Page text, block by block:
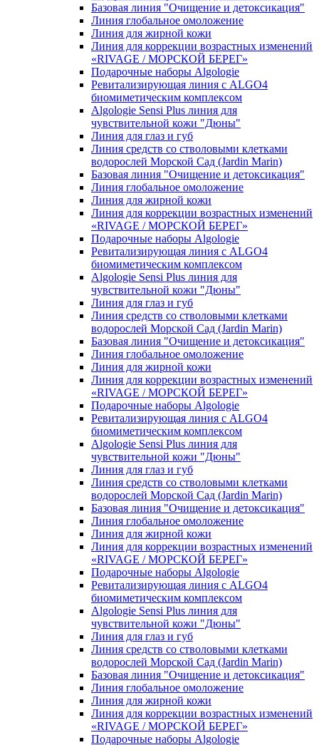
Базовая линия "Очищение и детоксикация"
Линия глобальное омоложение
Линия для жирной кожи
Линия для коррекции возрастных изменений
«RIVAGE / МОРСКОЙ БЕРЕГ»
Подарочные наборы Algologie
Ревитализирующая линия с ALGO4
биомиметическим комплексом
Algologie Sensi Plus линия для
чувcтвительной кожи "Дюны"
Линия для глаз и губ
Линия средств со стволовыми клетками
водорослей Морской Сад (Jardin Marin)
Базовая линия "Очищение и детоксикация"
Линия глобальное омоложение
Линия для жирной кожи
Линия для коррекции возрастных изменений
«RIVAGE / МОРСКОЙ БЕРЕГ»
Подарочные наборы Algologie
Ревитализирующая линия с ALGO4
биомиметическим комплексом
Algologie Sensi Plus линия для
чувcтвительной кожи "Дюны"
Линия для глаз и губ
Линия средств со стволовыми клетками
водорослей Морской Сад (Jardin Marin)
Базовая линия "Очищение и детоксикация"
Линия глобальное омоложение
Линия для жирной кожи
Линия для коррекции возрастных изменений
«RIVAGE / МОРСКОЙ БЕРЕГ»
Подарочные наборы Algologie
Ревитализирующая линия с ALGO4
биомиметическим комплексом
Algologie Sensi Plus линия для
чувcтвительной кожи "Дюны"
Линия для глаз и губ
Линия средств со стволовыми клетками
водорослей Морской Сад (Jardin Marin)
Базовая линия "Очищение и детоксикация"
Линия глобальное омоложение
Линия для жирной кожи
Линия для коррекции возрастных изменений
«RIVAGE / МОРСКОЙ БЕРЕГ»
Подарочные наборы Algologie
Ревитализирующая линия с ALGO4
биомиметическим комплексом
Algologie Sensi Plus линия для
чувcтвительной кожи "Дюны"
Линия для глаз и губ
Линия средств со стволовыми клетками
водорослей Морской Сад (Jardin Marin)
Базовая линия "Очищение и детоксикация"
Линия глобальное омоложение
Линия для жирной кожи
Линия для коррекции возрастных изменений
«RIVAGE / МОРСКОЙ БЕРЕГ»
Подарочные наборы Algologie